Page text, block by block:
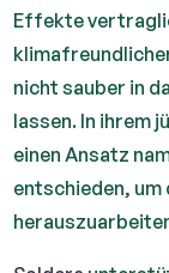
Effekte
nicht sauber in
lassen. In ihrem
einen Ansatz
entschieden, um